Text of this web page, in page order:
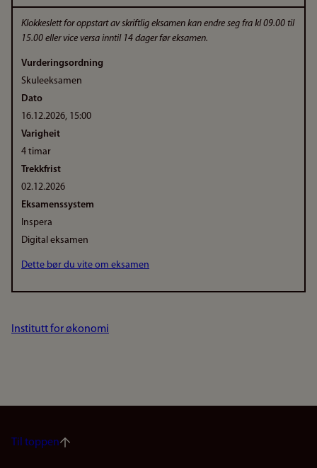
Klokkeslett for oppstart av skriftlig eksamen kan endre seg fra kl 09.00 til
15.00 eller vice versa inntil 14 dager før eksamen.
Vurderingsordning
Skuleeksamen
Dato
16.12.2026, 15:00
Varigheit
4 timar
Trekkfrist
02.12.2026
Eksamenssystem
Inspera
Digital eksamen
Dette bør du vite om eksamen
Institutt for økonomi
Til toppen